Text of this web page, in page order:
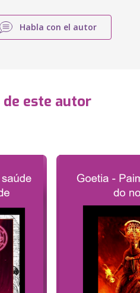
Habla con el autor
este autor